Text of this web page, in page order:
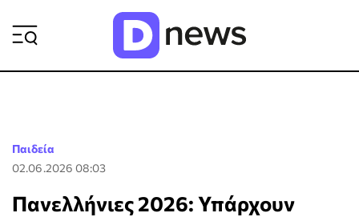
Παιδεία
02.06.2026 08:03
Πανελλήνιες 2026: Υπάρχουν